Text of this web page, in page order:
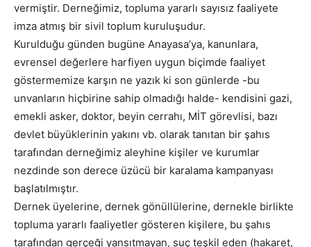
vermiştir. Derneğimiz, topluma yararlı sayısız faaliyete
imza atmış bir sivil toplum kuruluşudur.
Kurulduğu günden bugüne Anayasa’ya, kanunlara,
evrensel değerlere harfiyen uygun biçimde faaliyet
göstermemize karşın ne yazık ki son günlerde -bu
unvanların hiçbirine sahip olmadığı halde- kendisini gazi,
emekli asker, doktor, beyin cerrahı, MİT görevlisi, bazı
devlet büyüklerinin yakını vb. olarak tanıtan bir şahıs
tarafından derneğimiz aleyhine kişiler ve kurumlar
nezdinde son derece üzücü bir karalama kampanyası
başlatılmıştır.
Dernek üyelerine, dernek gönüllülerine, dernekle birlikte
topluma yararlı faaliyetler gösteren kişilere, bu şahıs
tarafından gerçeği yansıtmayan, suç teşkil eden (hakaret,